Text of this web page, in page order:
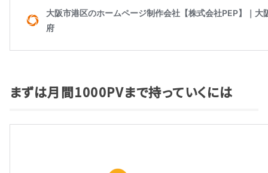
まずは月間1000PVまで持っていくには